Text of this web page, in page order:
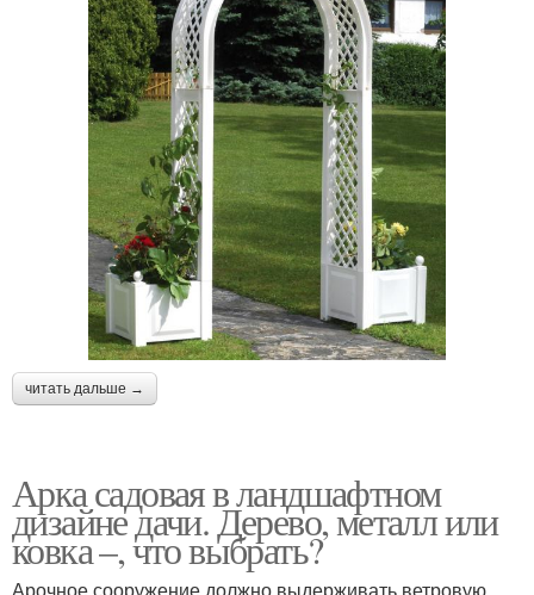
читать дальше →
Арка садовая в ландшафтном
дизайне дачи. Дерево, металл или
ковка –, что выбрать?
Арочное сооружение должно выдерживать ветровую